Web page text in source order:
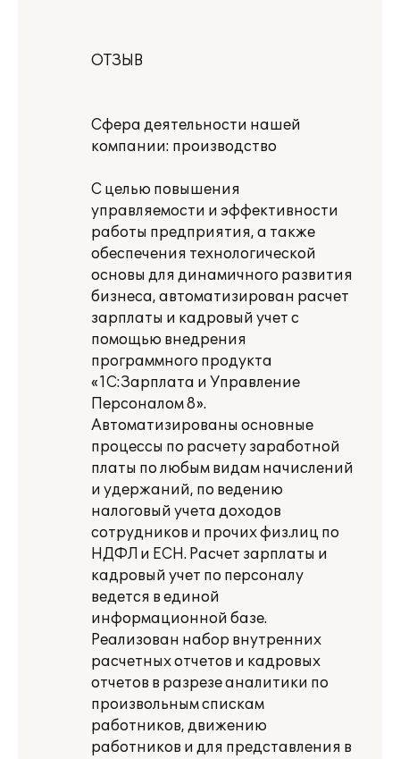
ОТЗЫВ
Сфера деятельности нашей
компании: производство
С целью повышения
управляемости и эффективности
работы предприятия, а также
обеспечения технологической
основы для динамичного развития
бизнеса, автоматизирован расчет
зарплаты и кадровый учет с
помощью внедрения
программного продукта
«1С:Зарплата и Управление
Персоналом 8».
Автоматизированы основные
процессы по расчету заработной
платы по любым видам начислений
и удержаний, по ведению
налоговый учета доходов
сотрудников и прочих физ.лиц по
НДФЛ и ЕСН. Расчет зарплаты и
кадровый учет по персоналу
ведется в единой
информационной базе.
Реализован набор внутренних
расчетных отчетов и кадровых
отчетов в разрезе аналитики по
произвольным спискам
работников, движению
работников и для представления в